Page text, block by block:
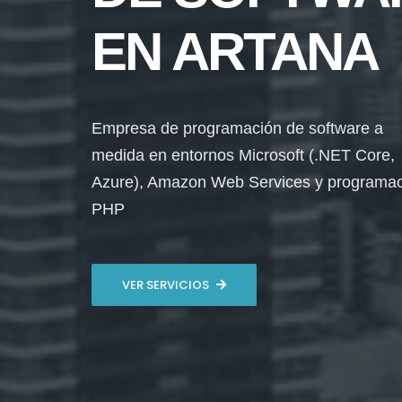
EN ARTANA
Empresa de programación de software a
medida en entornos Microsoft (.NET Core,
Azure), Amazon Web Services y
PHP
VER SERVICIOS